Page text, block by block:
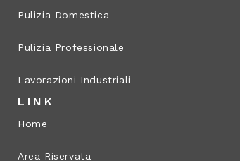
Pulizia Domestica
Pulizia Professionale
Lavorazioni Industriali
LINK
Home
Area Riservata